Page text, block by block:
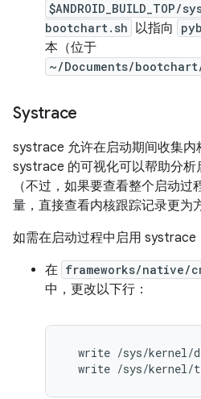
bootchart.sh 以指向
本（位于
~/Documents/
Systrace
systrace 允许在启动期间收集内
systrace 的可视化可以帮助分析
（不过，如果要查看整个启动
量，直接查看内核跟踪记录更为
如需在启动过程中启用 systrace
在 frameworks/native/
中，更改以下行：
write /sys/kernel/
write /sys/kernel/